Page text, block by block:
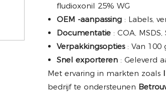
fludioxonil 25% WG
OEM -aanpassing : Labels,
Documentatie : COA,
Verpakkingsopties : Van
Snel exporteren : Geleverd
Met ervaring in markten zoals
bedrijf te ondersteunen